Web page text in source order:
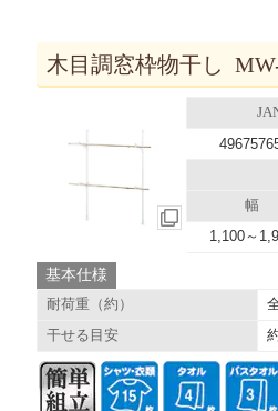
木目調窓枠物干し
幅
1,100～
基本仕様
耐荷重（約）
干せる目安